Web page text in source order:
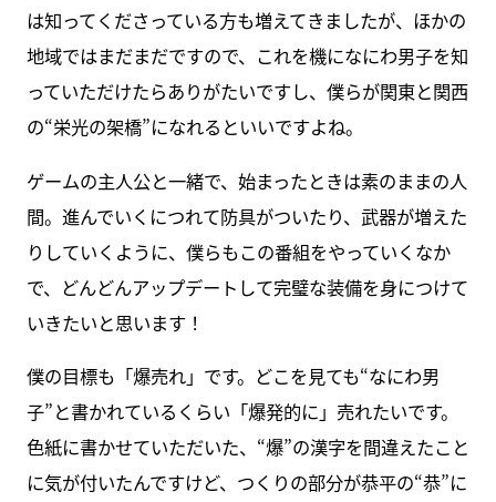
は知ってくださっている方も増えてきましたが、ほかの
地域ではまだまだですので、これを機になにわ男子を知
っていただけたらありがたいですし、僕らが関東と関西
の“栄光の架橋”になれるといいですよね。
ゲームの主人公と一緒で、始まったときは素のままの人
間。進んでいくにつれて防具がついたり、武器が増えた
りしていくように、僕らもこの番組をやっていくなか
で、どんどんアップデートして完璧な装備を身につけて
いきたいと思います！
僕の目標も「爆売れ」です。どこを見ても“なにわ男
子”と書かれているくらい「爆発的に」売れたいです。
色紙に書かせていただいた、“爆”の漢字を間違えたこと
に気が付いたんですけど、つくりの部分が恭平の“恭”に